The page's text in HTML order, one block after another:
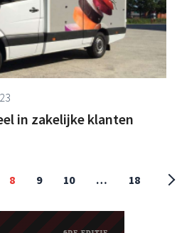
in zakelijke klanten
8 9 10 … 18